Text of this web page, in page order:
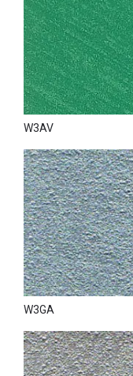
W3AV
W3GA